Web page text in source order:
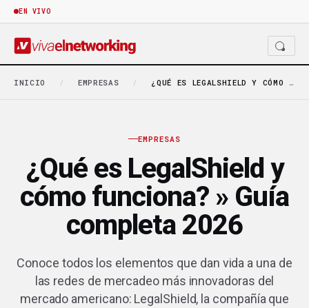
EN VIVO
INICIO / EMPRESAS / ¿QUÉ ES LEGALSHIELD Y CÓMO FUNCIONA? » GUÍA…
EMPRESAS
¿Qué es LegalShield y
cómo funciona? » Guía
completa 2026
Conoce todos los elementos que dan vida a una de
las redes de mercadeo más innovadoras del
mercado americano: LegalShield, la compañía que